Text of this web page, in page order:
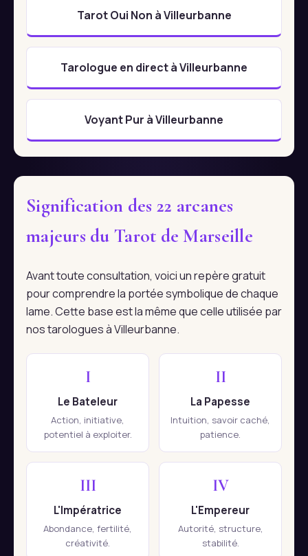
Tarot Oui Non à Villeurbanne
Tarologue en direct à Villeurbanne
Voyant Pur à Villeurbanne
Signification des 22 arcanes
majeurs du Tarot de Marseille
Avant toute consultation, voici un repère gratuit
pour comprendre la portée symbolique de chaque
lame. Cette base est la même que celle utilisée par
nos tarologues à Villeurbanne.
I
Le Bateleur
Action, initiative,
potentiel à exploiter.
II
La Papesse
Intuition, savoir caché,
patience.
III
L'Impératrice
Abondance, fertilité,
créativité.
IV
L'Empereur
Autorité, structure,
stabilité.